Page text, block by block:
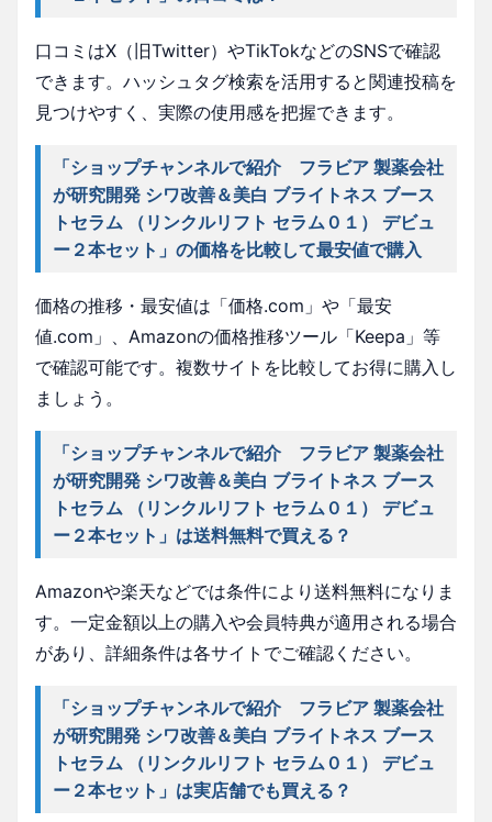
口コミはX（旧Twitter）やTikTokなどのSNSで確認
できます。ハッシュタグ検索を活用すると関連投稿を
見つけやすく、実際の使用感を把握できます。
「ショップチャンネルで紹介 フラビア 製薬会社
が研究開発 シワ改善＆美白 ブライトネス ブース
トセラム （リンクルリフト セラム０１） デビュ
ー２本セット」の価格を比較して最安値で購入
価格の推移・最安値は「価格.com」や「最安
値.com」、Amazonの価格推移ツール「Keepa」等
で確認可能です。複数サイトを比較してお得に購入し
ましょう。
「ショップチャンネルで紹介 フラビア 製薬会社
が研究開発 シワ改善＆美白 ブライトネス ブース
トセラム （リンクルリフト セラム０１） デビュ
ー２本セット」は送料無料で買える？
Amazonや楽天などでは条件により送料無料になりま
す。一定金額以上の購入や会員特典が適用される場合
があり、詳細条件は各サイトでご確認ください。
「ショップチャンネルで紹介 フラビア 製薬会社
が研究開発 シワ改善＆美白 ブライトネス ブース
トセラム （リンクルリフト セラム０１） デビュ
ー２本セット」は実店舗でも買える？